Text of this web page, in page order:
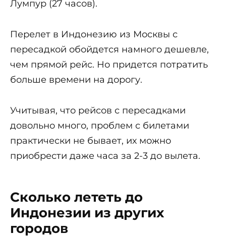
Лумпур (27 часов).
Перелет в Индонезию из Москвы с
пересадкой обойдется намного дешевле,
чем прямой рейс. Но придется потратить
больше времени на дорогу.
Учитывая, что рейсов с пересадками
довольно много, проблем с билетами
практически не бывает, их можно
приобрести даже часа за 2-3 до вылета.
Сколько лететь до
Индонезии из других
городов